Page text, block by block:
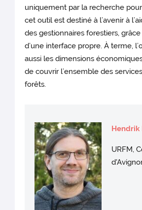
uniquement par la recherche
cet outil est destiné à l’avenir à
des gestionnaires forestiers, grâce
d’une interface propre. À terme,
aussi les dimensions
de couvrir l’ensemble des
forêts.
Hendrik
URFM,